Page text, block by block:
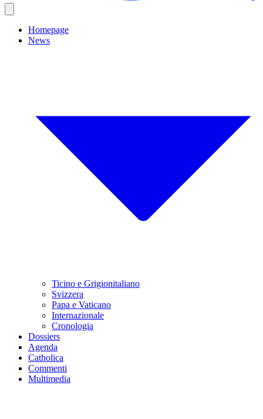
Homepage
News
Ticino e Grigionitaliano
Svizzera
Papa e Vaticano
Internazionale
Cronologia
Dossiers
Agenda
Catholica
Commenti
Multimedia